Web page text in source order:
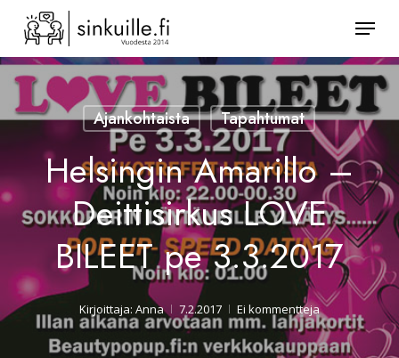
Skip
main
content
Ajankohtaista Tapahtumat
Helsingin Amarillo –
Deittisirkus LOVE
BILEET pe 3.3.2017
Kirjoittaja: Anna 7.2.2017 Ei kommentteja
Sulje